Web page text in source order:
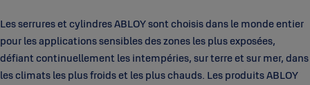
Les serrures et cylindres ABLOY sont choisis dans le monde entier
pour les applications sensibles des zones les plus exposées,
défiant continuellement les intempéries, sur terre et sur mer, dans
les climats les plus froids et les plus chauds. Les produits ABLOY